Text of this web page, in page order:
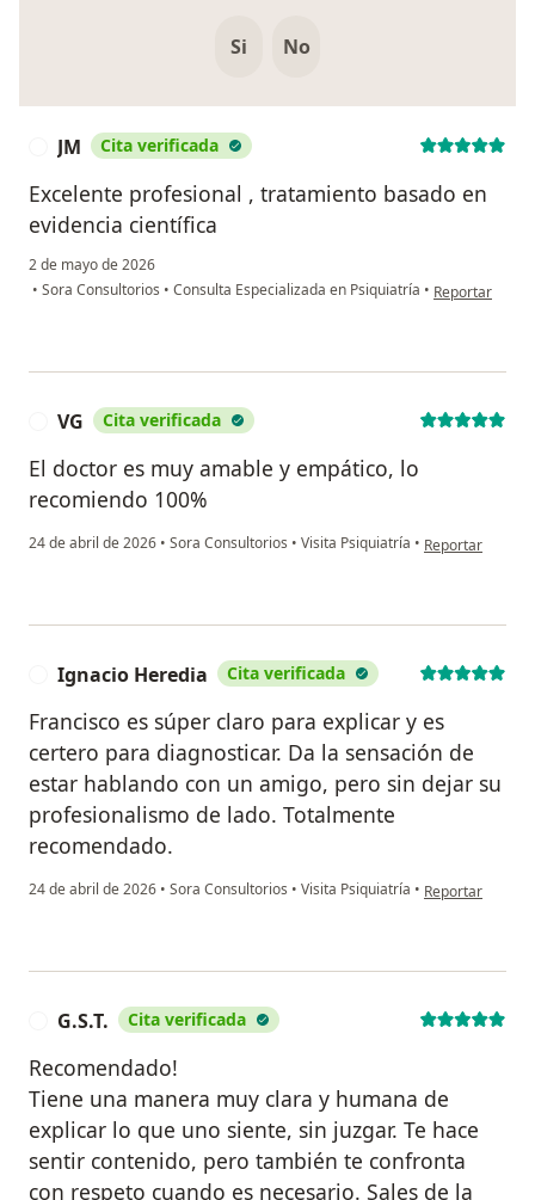
Si No
JM Cita verificada
Excelente profesional , tratamiento basado en
evidencia científica
2 de mayo de 2026
• Sora Consultorios • Consulta Especializada en Psiquiatría • en opinión del
Reportar
VG Cita verificada
El doctor es muy amable y empático, lo
recomiendo 100%
24 de abril de 2026 • Sora Consultorios • Visita Psiquiatría • en opinión del
Reportar
Ignacio Heredia Cita verificada
Francisco es súper claro para explicar y es
certero para diagnosticar. Da la sensación de
estar hablando con un amigo, pero sin dejar su
profesionalismo de lado. Totalmente
recomendado.
24 de abril de 2026 • Sora Consultorios • Visita Psiquiatría • en opinión del
Reportar
G.S.T. Cita verificada
Recomendado!
Tiene una manera muy clara y humana de
explicar lo que uno siente, sin juzgar. Te hace
sentir contenido, pero también te confronta
con respeto cuando es necesario. Sales de la